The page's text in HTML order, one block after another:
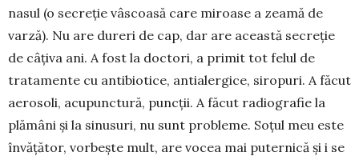
nasul (o secreție vâscoasă care mi­roase a zeamă de
varză). Nu are dureri de cap, dar are aceas­tă secreție
de câțiva ani. A fost la doc­tori, a primit tot felul de
tratamente cu anti­biotice, antialergice, siro­puri. A făcut
aerosoli, acupunctură, puncții. A făcut radiografie la
plă­mâni și la sinusuri, nu sunt proble­me. Soțul meu este
învățător, vor­bește mult, are vocea mai pu­ternică și i se